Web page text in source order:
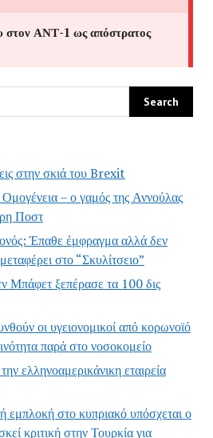
στην σκιά του Brexit
– ο γαμός της Αννούλας
Ποστ
Έπαθε έμφραγμα αλλά δεν
στο “Σκυλίτσειο”
Μπάφετ ξεπέρασε τα 100 δις
οι υγειονομικοί από κορωνοϊό
παρά στο νοσοκομείο
ελληνοαμερικάνικη εταιρεία
εμπλοκή στο κυπριακό υπόσχεται ο
κριτική στην Τουρκία για